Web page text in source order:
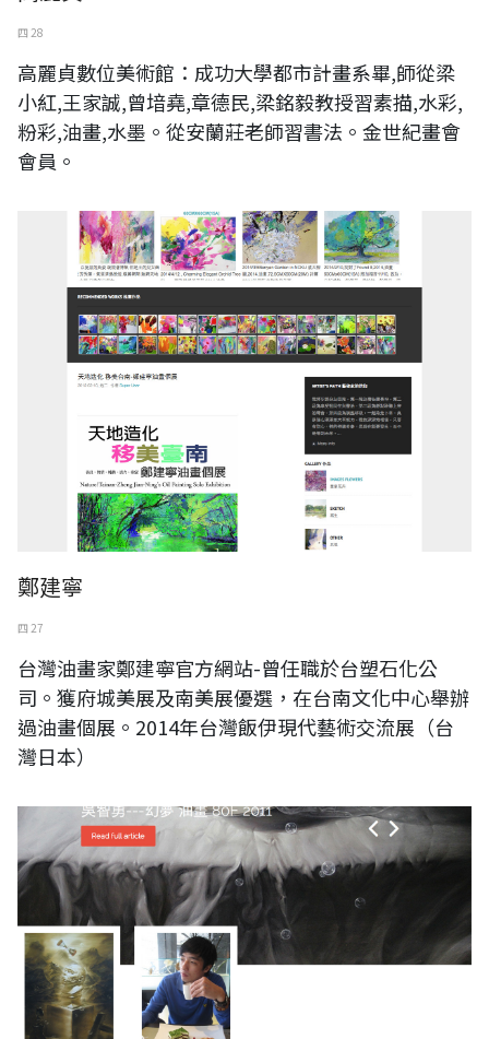
四 28
高麗貞數位美術館：成功大學都市計畫系畢,師從梁
小紅,王家誠,曾堷堯,章德民,梁銘毅教授習素描,水彩,
粉彩,油畫,水墨。從安蘭莊老師習書法。金世紀畫會
會員。
鄭建寧
四 27
台灣油畫家鄭建寧官方網站-曾任職於台塑石化公
司。獲府城美展及南美展優選，在台南文化中心舉辦
過油畫個展。2014年台灣飯伊現代藝術交流展（台
灣日本）